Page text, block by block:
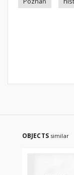
OBJECTS similar